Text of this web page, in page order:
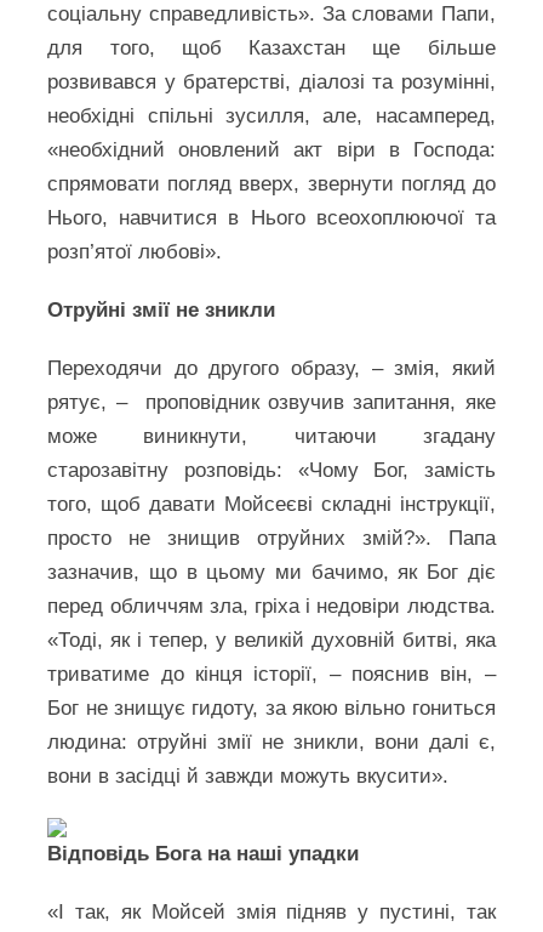
соціальну справедливість». За словами Папи,
для того, щоб Казахстан ще більше
розвивався у братерстві, діалозі та розумінні,
необхідні спільні зусилля, але, насамперед,
«необхідний оновлений акт віри в Господа:
спрямовати погляд вверх, звернути погляд до
Нього, навчитися в Нього всеохоплюючої та
розп’ятої любові».
Отруйні змії не зникли
Переходячи до другого образу, – змія, який
рятує, – проповідник озвучив запитання, яке
може виникнути, читаючи згадану
старозавітну розповідь: «Чому Бог, замість
того, щоб давати Мойсеєві складні інструкції,
просто не знищив отруйних змій?». Папа
зазначив, що в цьому ми бачимо, як Бог діє
перед обличчям зла, гріха і недовіри людства.
«Тоді, як і тепер, у великій духовній битві, яка
триватиме до кінця історії, – пояснив він, –
Бог не знищує гидоту, за якою вільно гониться
людина: отруйні змії не зникли, вони далі є,
вони в засідці й завжди можуть вкусити».
Відповідь Бога на наші упадки
«І так, як Мойсей змія підняв у пустині, так